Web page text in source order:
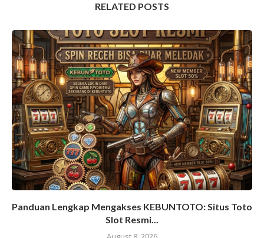
RELATED POSTS
Panduan Lengkap Mengakses KEBUNTOTO: Situs Toto
Slot Resmi...